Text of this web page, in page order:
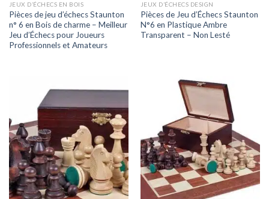
JEUX D’ÉCHECS EN BOIS
Pièces de jeu d’échecs Staunton
n° 6 en Bois de charme – Meilleur
Jeu d’Échecs pour Joueurs
Professionnels et Amateurs
JEUX D’ÉCHECS DESIGN
Pièces de Jeu d’Échecs Staunton
N°6 en Plastique Ambre
Transparent – Non Lesté